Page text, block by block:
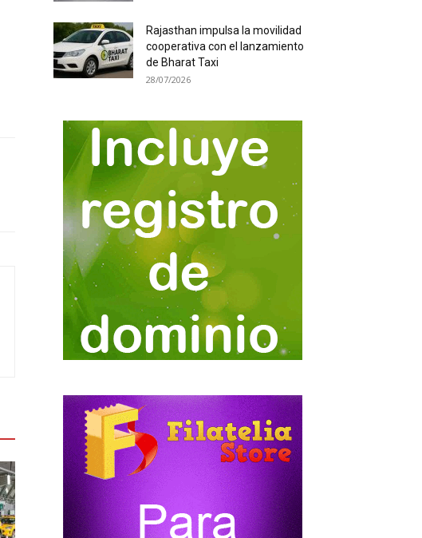
Rajasthan impulsa la movilidad
cooperativa con el lanzamiento
de Bharat Taxi
28/07/2026